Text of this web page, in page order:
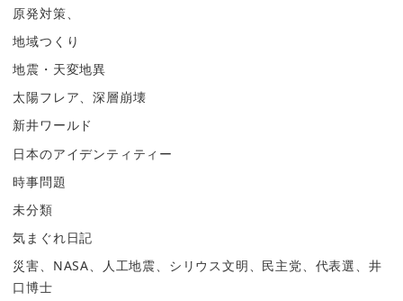
原発対策、
地域つくり
地震・天変地異
太陽フレア、深層崩壊
新井ワールド
日本のアイデンティティー
時事問題
未分類
気まぐれ日記
災害、NASA、人工地震、シリウス文明、民主党、代表選、井
口博士